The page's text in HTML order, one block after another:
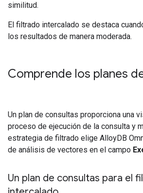
similitud.
El filtrado intercalado se destaca
los resultados de manera moderada.
Comprende los planes
Un plan de consultas proporciona una
proceso de ejecución de la consulta y
estrategia de filtrado elige AlloyDB
de análisis de vectores en el campo
Un plan de consultas para el